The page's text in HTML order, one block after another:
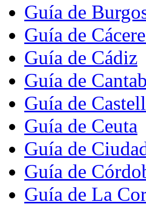
Guía de
Guía de
Guía de Cádiz
Guía de
Guía de
Guía de Ceuta
Guía de
Guía de
Guía de La